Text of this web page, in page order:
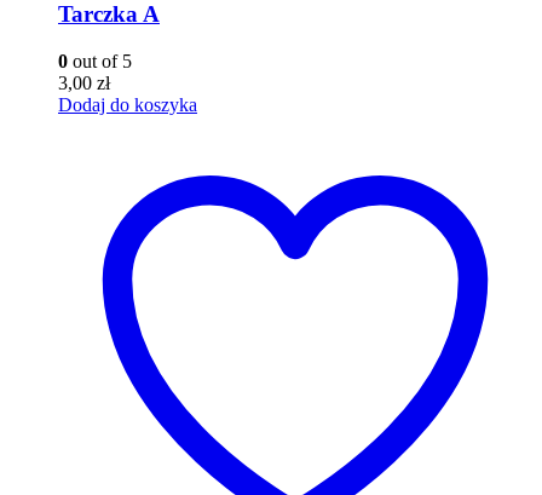
Tarczka A
0 out of 5
3,00 zł
Dodaj do koszyka